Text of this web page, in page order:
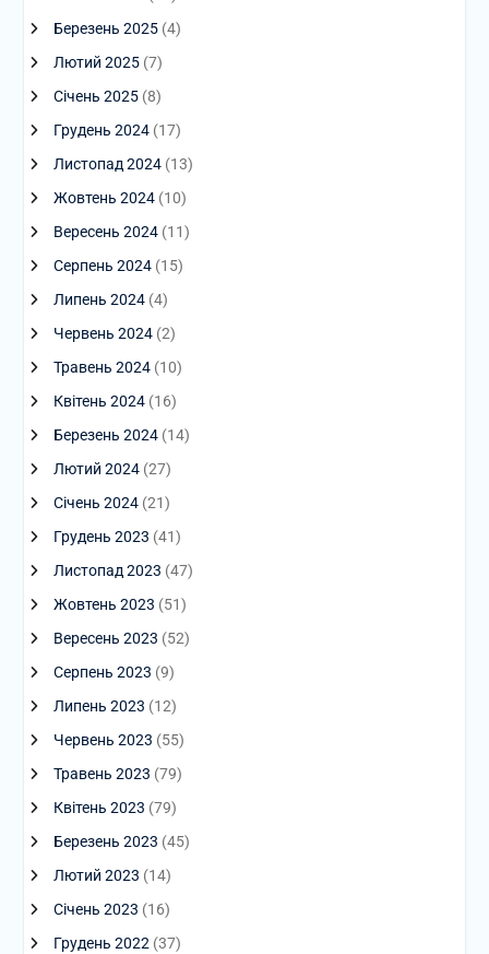
Березень 2025(4)
Лютий 2025(7)
Січень 2025(8)
Грудень 2024(17)
Листопад 2024(13)
Жовтень 2024(10)
Вересень 2024(11)
Серпень 2024(15)
Липень 2024(4)
Червень 2024(2)
Травень 2024(10)
Квітень 2024(16)
Березень 2024(14)
Лютий 2024(27)
Січень 2024(21)
Грудень 2023 (41)
Листопад 2023 (47)
Жовтень 2023 (51)
Вересень 2023 (52)
Серпень 2023 (9)
Липень 2023 (12)
Червень 2023 (55)
Травень 2023 (79)
Квітень 2023 (79)
Березень 2023 (45)
Лютий 2023 (14)
Січень 2023 (16)
Грудень 2022(37)